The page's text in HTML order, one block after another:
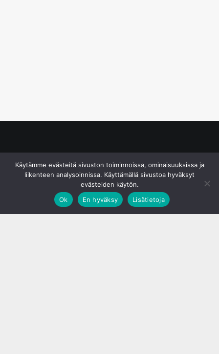
Käytämme evästeitä sivuston toiminnoissa, ominaisuuksissa ja
liikenteen analysoinnissa. Käyttämällä sivustoa hyväksyt
evästeiden käytön.
Ok
En hyväksy Lisätietoja